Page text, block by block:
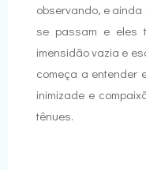
observando, e ainda
se passam e eles
imensidão vazia e
começa a entender
inimizade e
tênues.